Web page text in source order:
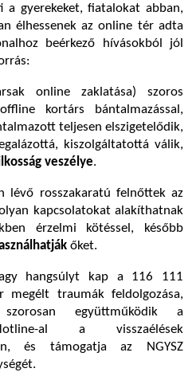
a gyerekeket, fiatalokat abban,
élhessenek az online tér adta
beérkező hívásokból jól
online zaklatása) szoros
kortárs bántalmazással,
teljesen elszigetelődik,
kiszolgáltatottá válik,
veszélye.
rosszakaratú felnőttek az
kapcsolatokat alakíthatnak
érzelmi kötéssel, később
őket.
hangsúlyt kap a 116 111
megélt traumák feldolgozása,
együttműködik a
al a visszaélések
és támogatja az NGYSZ